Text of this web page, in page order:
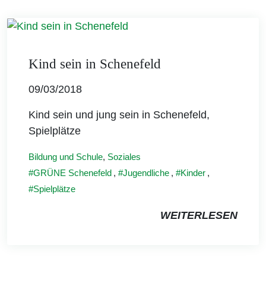
Kind sein in Schenefeld
09/03/2018
Kind sein und jung sein in Schenefeld,
Spielplätze
Bildung und Schule, Soziales
GRÜNE Schenefeld , Jugendliche , Kinder ,
Spielplätze
WEITERLESEN